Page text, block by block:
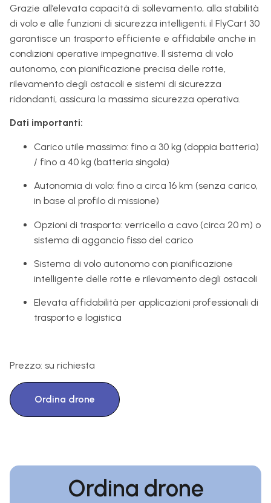
Grazie all’elevata capacità di sollevamento, alla stabilità
di volo e alle funzioni di sicurezza intelligenti, il FlyCart 30
garantisce un trasporto efficiente e affidabile anche in
condizioni operative impegnative. Il sistema di volo
autonomo, con pianificazione precisa delle rotte,
rilevamento degli ostacoli e sistemi di sicurezza
ridondanti, assicura la massima sicurezza operativa.
Dati importanti:
Carico utile massimo: fino a 30 kg (doppia batteria)
/ fino a 40 kg (batteria singola)
Autonomia di volo: fino a circa 16 km (senza carico,
in base al profilo di missione)
Opzioni di trasporto: verricello a cavo (circa 20 m) o
sistema di aggancio fisso del carico
Sistema di volo autonomo con pianificazione
intelligente delle rotte e rilevamento degli ostacoli
Elevata affidabilità per applicazioni professionali di
trasporto e logistica
Prezzo: su richiesta
Ordina drone
Ordina drone